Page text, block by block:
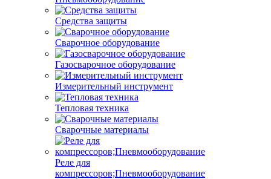
Средства защиты
Сварочное оборудование
Газосварочное оборудование
Измерительный инструмент
Тепловая техника
Сварочные материалы
Реле для
компрессоров;Пневмооборудование